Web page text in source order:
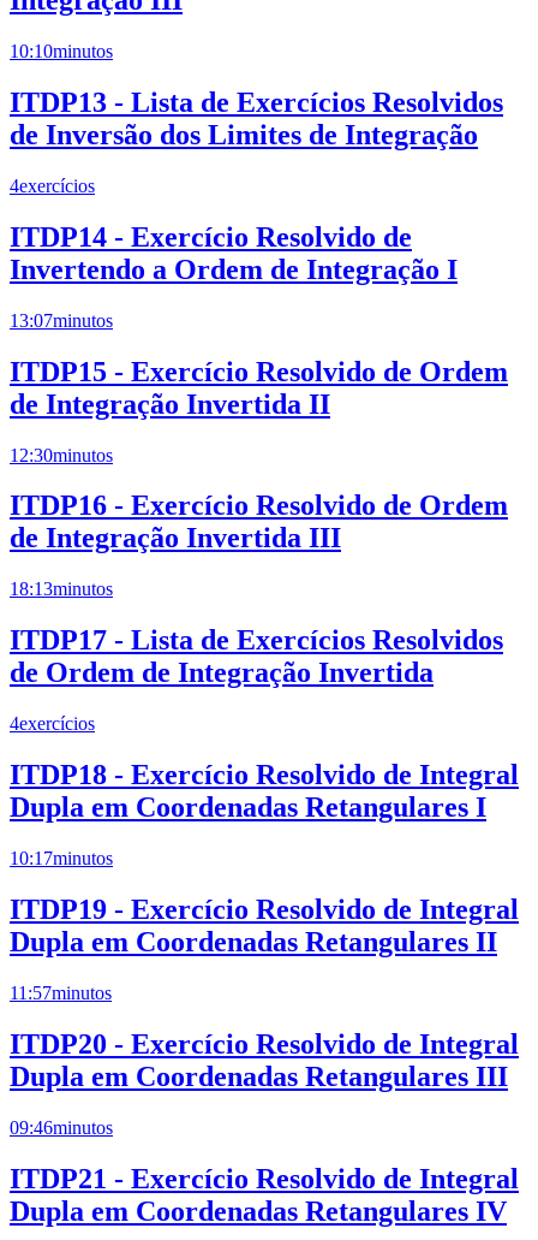
10:10minutos
ITDP13 - Lista de Exercícios Resolvidos
de Inversão dos Limites de Integração
4exercícios
ITDP14 - Exercício Resolvido de
Invertendo a Ordem de Integração I
13:07minutos
ITDP15 - Exercício Resolvido de Ordem
de Integração Invertida II
12:30minutos
ITDP16 - Exercício Resolvido de Ordem
de Integração Invertida III
18:13minutos
ITDP17 - Lista de Exercícios Resolvidos
de Ordem de Integração Invertida
4exercícios
ITDP18 - Exercício Resolvido de Integral
Dupla em Coordenadas Retangulares I
10:17minutos
ITDP19 - Exercício Resolvido de Integral
Dupla em Coordenadas Retangulares II
11:57minutos
ITDP20 - Exercício Resolvido de Integral
Dupla em Coordenadas Retangulares III
09:46minutos
ITDP21 - Exercício Resolvido de Integral
Dupla em Coordenadas Retangulares IV